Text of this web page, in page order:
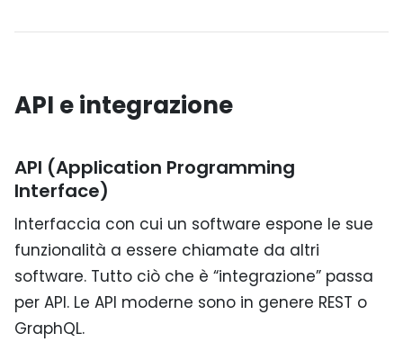
API e integrazione
API (Application Programming
Interface)
Interfaccia con cui un software espone le sue
funzionalità a essere chiamate da altri
software. Tutto ciò che è “integrazione” passa
per API. Le API moderne sono in genere REST o
GraphQL.